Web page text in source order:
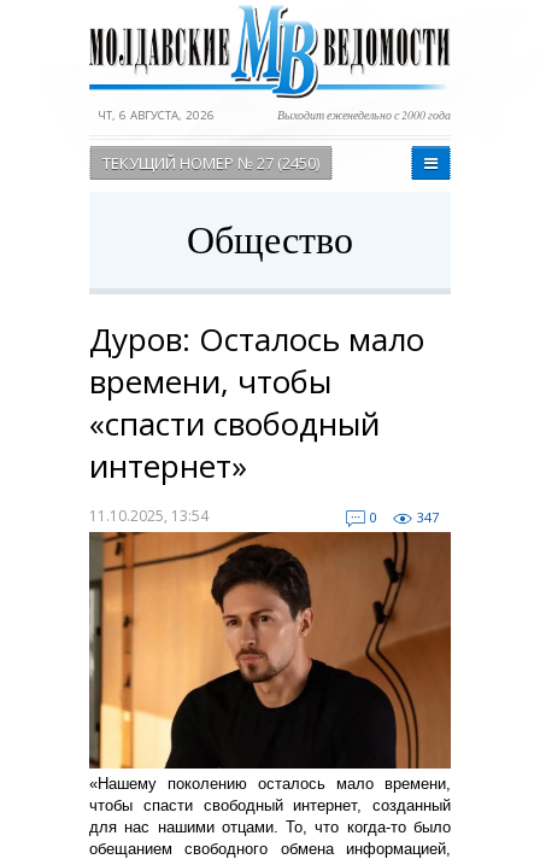
ЧТ, 6 АВГУСТА, 2026 Выходит еженедельно с 2000 года
ТЕКУЩИЙ НОМЕР № 27 (2450)
Общество
Дуров: Осталось мало
времени, чтобы
«спасти свободный
интернет»
11.10.2025, 13:54 0 347
«Нашему поколению осталось мало времени,
чтобы спасти свободный интернет, созданный
для нас нашими отцами. То, что когда-то было
обещанием свободного обмена информацией,